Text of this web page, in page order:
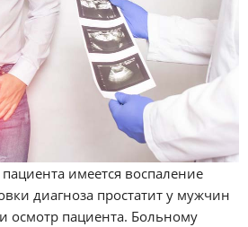
имеется воспаление
диагноза простатит у мужчин
осмотр пациента. Больному